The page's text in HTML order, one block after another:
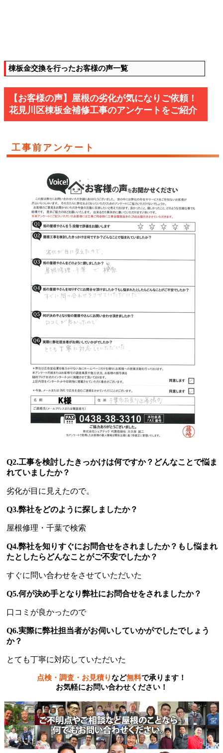
棟板金交換を行ったお客様の声一覧
【お客様の声】屋根の劣化が気になりご依頼！
花見川区棟板金補修工事のアンケートをご紹介
工事前アンケート
Q2.工事を検討したきっかけは何ですか？どんなことで悩ま
れていましたか？
劣化が目に見えたので。
Q3.弊社をどのように探しましたか？
屋根修理・千葉で検索
Q4.弊社を知りすぐにお問合せをされましたか？もし悩まれ
たとしたらどんなことがご不安でしたか？
すぐに問い合わせをさせていただいた
Q5.何が決め手となり弊社にお問合せをされましたか？
口コミが良かったので
Q6.実際に弊社担当者がお伺いしていかがでしたでしょう
か？
とても丁寧に対応していただいた
点検・調査・お見積りなど無料で承ります！
お気軽にお問い合わせください！